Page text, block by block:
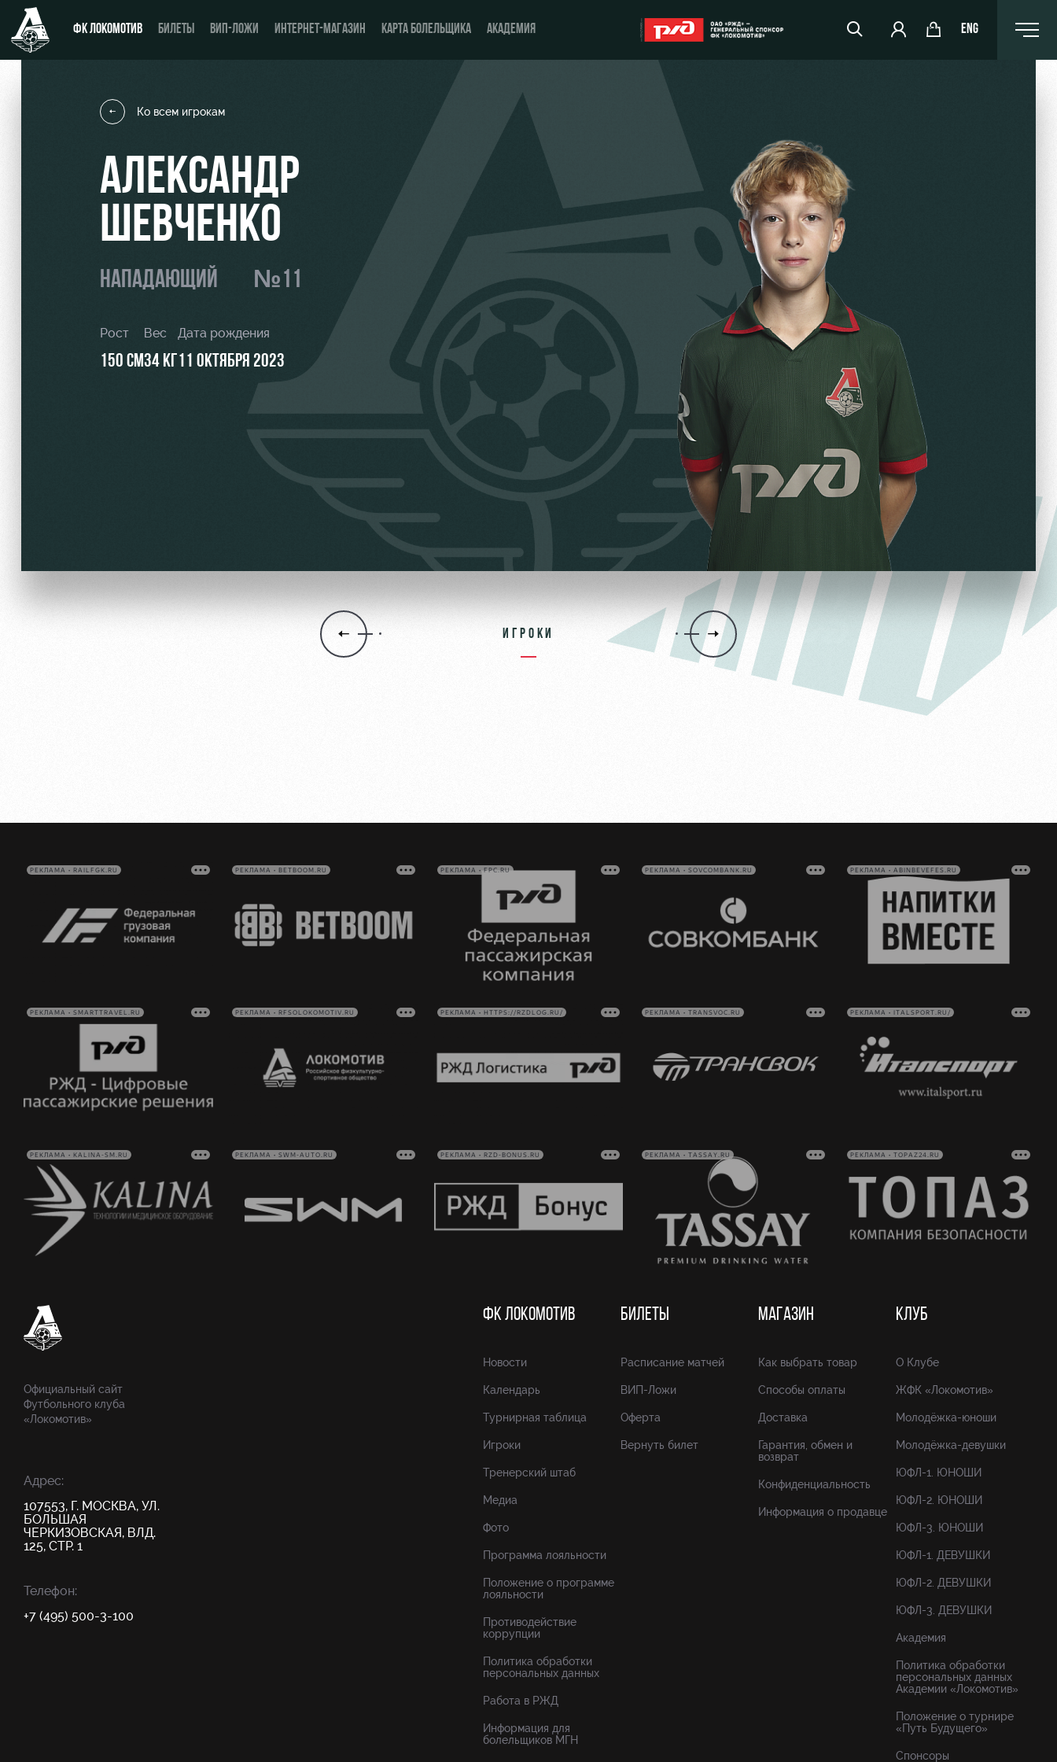
ФК ЛОКОМОТИВ БИЛЕТЫ ВИП-ЛОЖИ ИНТЕРНЕТ-МАГАЗИН КАРТА БОЛЕЛЬЩИКА АКАДЕМИЯ ENG
Календарь
Турнирная таблица
Тренерский штаб
Купить билет
ВИП-ЛОЖИ
СЕМЕЙНЫЙ СЕКТОР
Места для МГН
О Клубе
Спонсоры
Стать партнером
Контакты
Антидопинг
Молодёжка-девушки
РЖД Арена
Организация мероприятий
Аренда полей
Аренда площадей
Ледовый дворец
Занятия спортом
Информация для болельщиков
Банковская карта «Локомотив»
Программа лояльности
Информация для болельщиков МГН
Ко всем игрокам
АЛЕКСАНДР
ШЕВЧЕНКО
НАПАДАЮЩИЙ №11
Рост
150 СМ
Вес
34 КГ
Дата рождения
11 ОКТЯБРЯ 2023
ИГРОКИ
РЕКЛАМА • RAILFGK.RU РЕКЛАМА • BETBOOM.RU РЕКЛАМА • FPC.RU РЕКЛАМА • SOVCOMBANK.RU РЕКЛАМА • ABINBEVEFES.RU
РЕКЛАМА • SMARTTRAVEL.RU РЕКЛАМА • RFSOLOKOMOTIV.RU РЕКЛАМА • HTTPS://RZDLOG.RU/ РЕКЛАМА • TRANSVOC.RU РЕКЛАМА • ITALSPORT.RU/
РЕКЛАМА • KALINA-SM.RU РЕКЛАМА • SWM-AUTO.RU РЕКЛАМА • RZD-BONUS.RU РЕКЛАМА • TASSAY.RU РЕКЛАМА • TOPAZ24.RU
Официальный сайт
Футбольного клуба
«Локомотив»
Адрес:
107553, Г. МОСКВА, УЛ.
БОЛЬШАЯ
ЧЕРКИЗОВСКАЯ, ВЛД.
125, СТР. 1
Телефон:
+7 (495) 500-3-100
ФК ЛОКОМОТИВ
Новости
Календарь
Турнирная таблица
Игроки
Тренерский штаб
Медиа
Фото
Программа лояльности
Положение о программе
лояльности
Противодействие
коррупции
Политика обработки
персональных данных
Работа в РЖД
Информация для
болельщиков МГН
БИЛЕТЫ
Расписание матчей
ВИП-Ложи
Оферта
Вернуть билет
МАГАЗИН
Как выбрать товар
Способы оплаты
Доставка
Гарантия, обмен и
возврат
Конфиденциальность
Информация о продавце
КЛУБ
О Клубе
ЖФК «Локомотив»
Молодёжка-юноши
Молодёжка-девушки
ЮФЛ-1. ЮНОШИ
ЮФЛ-2. ЮНОШИ
ЮФЛ-3. ЮНОШИ
ЮФЛ-1. ДЕВУШКИ
ЮФЛ-2. ДЕВУШКИ
ЮФЛ-3. ДЕВУШКИ
Академия
Политика обработки
персональных данных
Академии «Локомотив»
Положение о турнире
«Путь Будущего»
Спонсоры